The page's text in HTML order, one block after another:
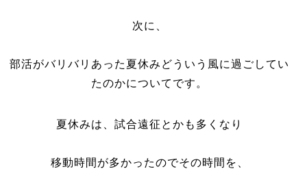
次に、
部活がバリバリあった夏休みどういう風に過ごしてい
たのかについてです。
夏休みは、試合遠征とかも多くなり
移動時間が多かったのでその時間を、